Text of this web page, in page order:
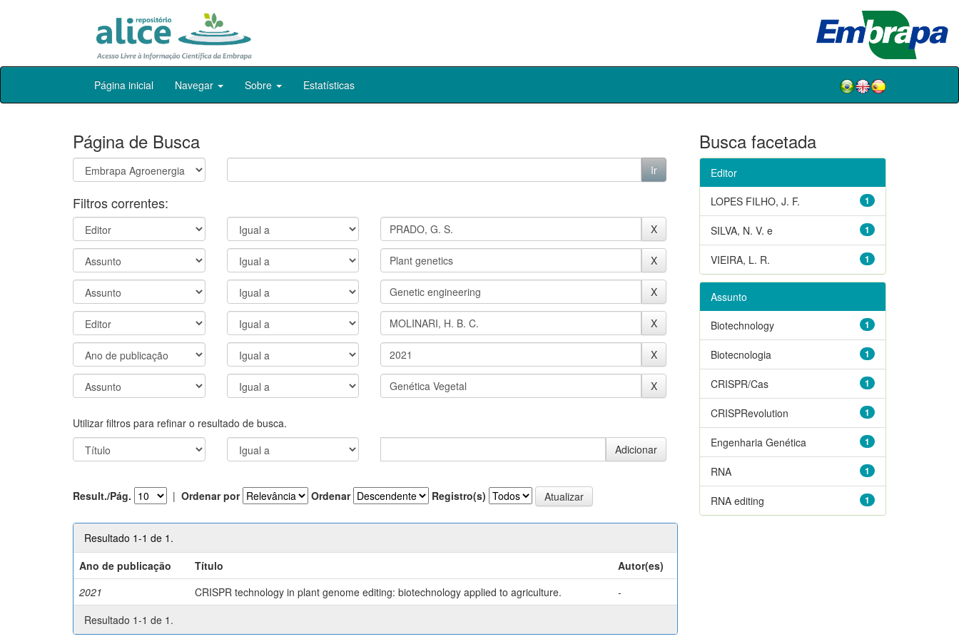
Skip
Página inicial Navegar Sobre Estatísticas
Página de Busca
Filtros correntes:
Utilizar filtros para refinar o resultado de busca.
Result./Pág. | Ordenar por Ordenar Registro(s)
Resultado 1-1 de 1.
Ano de publicação
Título
Autor(es)
2021
CRISPR technology in plant genome editing: biotechnology applied to agriculture.
-
Resultado 1-1 de 1.
Busca facetada
Editor
1
LOPES FILHO, J. F.
1
SILVA, N. V. e
1
VIEIRA, L. R.
Assunto
1
Biotechnology
1
Biotecnologia
1
CRISPR/Cas
1
CRISPRevolution
1
Engenharia Genética
1
RNA
1
RNA editing